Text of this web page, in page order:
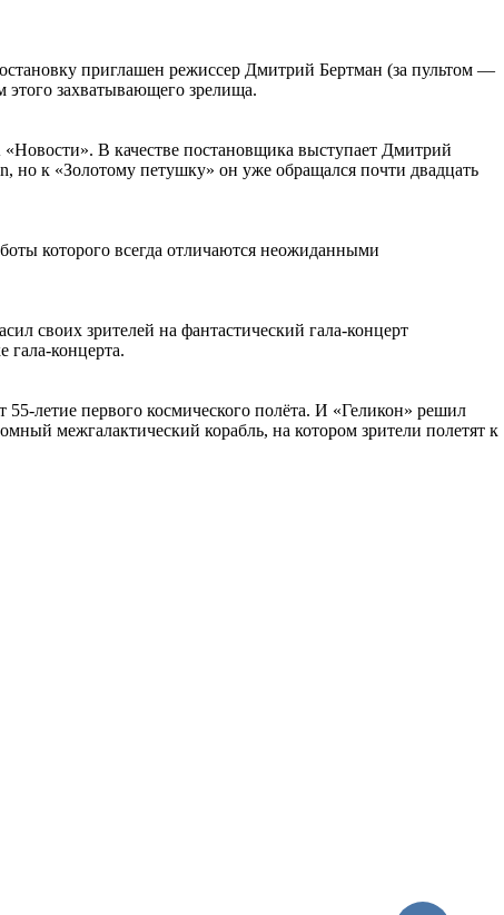
приглашен режиссер Дмитрий Бертман (за пультом —
захватывающего зрелища.
В качестве постановщика выступает Дмитрий
но к «Золотому петушку» он уже обращался почти двадцать
которого всегда отличаются неожиданными
своих зрителей на фантастический гала-концерт
концерта.
летие первого космического полёта. И «Геликон» решил
межгалактический корабль, на котором зрители полетят к